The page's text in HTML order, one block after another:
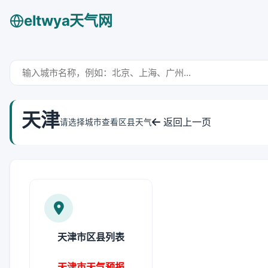
eltwya天气网
天津请选择城市查看区县天气 返回上一页
天津市区县列表